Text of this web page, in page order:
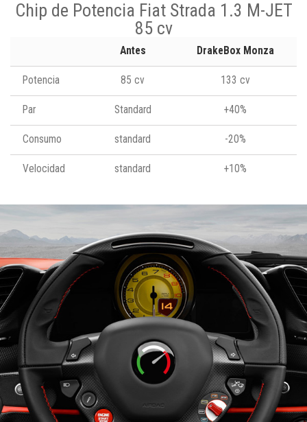
Chip de Potencia Fiat Strada 1.3 M-JET
85 cv
Antes DrakeBox Monza
Potencia 85 cv 133 cv
Par Standard +40%
Consumo standard -20%
Velocidad standard +10%